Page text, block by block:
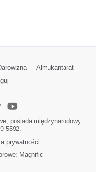
Almukantarat
posiada międzynarodowy
5592.
prywatności
Magnific